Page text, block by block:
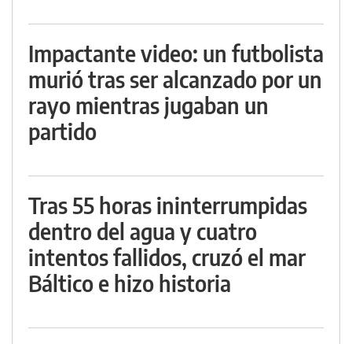
Impactante video: un futbolista
murió tras ser alcanzado por un
rayo mientras jugaban un
partido
Tras 55 horas ininterrumpidas
dentro del agua y cuatro
intentos fallidos, cruzó el mar
Báltico e hizo historia